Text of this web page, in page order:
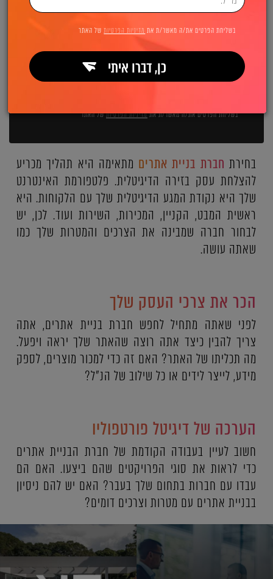
בשליחת הפרטים את/ה מאשר/ת אתמדיניות הפרטיותשל האתר
בחירת חברת בניית אתרים מתאימה היא תהליך מכריע
להצלחת עסק בזירה הדיגיטלית. פלטפורמת האינטרנט
שלך היא נקודת המגע הדיגיטלית שלך עם הלקוחות. היא
ראשית המבט, הקניין, המכירות, השירות ועוד. לכן, יש
לבחור חברה שמבינה את הצרכים והמטרות שלך כמו
שאתה עושה.
הכר את צרכי העסק שלך
לפני שאתה מתחיל לחפש חברת בניית אתרים, אתה
צריך להבין כיצד אתה רוצה שהאתר שלך יראה ויפעל.
מה תכליתו של האתר? האם זה כדי למכור מוצרים, לספק
מידע, לייצר לידים או כל שילוב של הנ"ל?
הערכה של דיגיטל פורטפוליו
חשוב לעיין בעבודה הקודמת של חברת הבניית אתרים
כדי לראות את סוגי הפרויקטים שהם ביצעו. האם הם
עבדו עם חברות בתחום שלך בעבר? האם יש להם ניסיון
בבניית אתרים עם מטרות וצרכים דומים?
בשליחת הפרטים את/ה מאשר/ת את מדיניות הפרטיותשל האתר
כן, דברו איתי